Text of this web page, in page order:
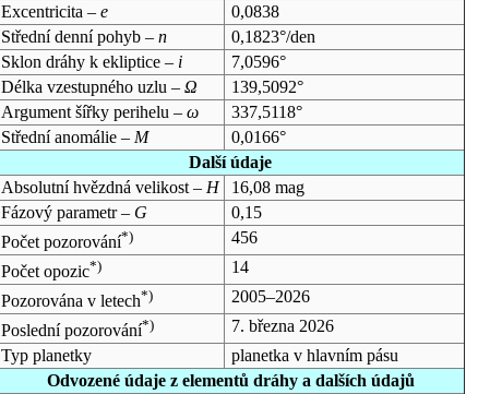
Excentricita – e
0,0838
Střední denní pohyb – n
0,1823°/den
Sklon dráhy k ekliptice – i
7,0596°
Délka vzestupného uzlu – Ω
139,5092°
Argument šířky perihelu – ω
337,5118°
Střední anomálie – M
0,0166°
Další údaje
Absolutní hvězdná velikost – H
16,08 mag
Fázový parametr – G
0,15
Počet pozorování*)
456
Počet opozic*)
14
Pozorována v letech*)
2005–2026
Poslední pozorování*)
7. března 2026
Typ planetky
planetka v hlavním pásu
Odvozené údaje z elementů dráhy a dalších údajů